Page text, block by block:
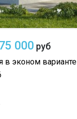
000 руб
в эконом варианте